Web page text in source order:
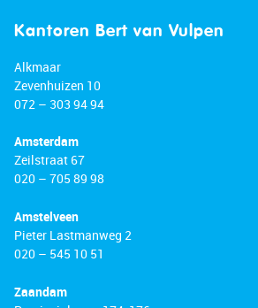
Kantoren Bert van Vulpen
Alkmaar
Zevenhuizen 10
072 – 303 94 94
Amsterdam
Zeilstraat 67
020 – 705 89 98
Amstelveen
Pieter Lastmanweg 2
020 – 545 10 51
Zaandam